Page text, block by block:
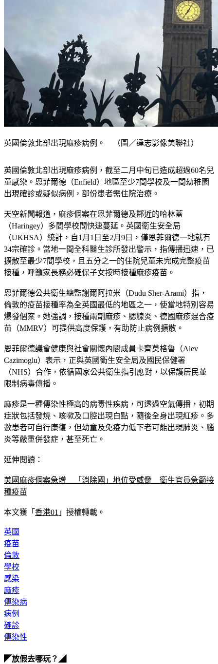
英國倫敦北部出現麻疹病例。 （圖／達志影像美聯社）
英國倫敦北部出現麻疹病例，截至二月中旬已造成超過60名兒
童感染。恩菲爾德（Enfield）地區至少7間學校及一間幼稚園
出現確診或疑似病例，部份患者需住院治療。
天空新聞報道，麻疹個案在恩菲爾德及鄰近的哈林蓋
（Haringey）多間學校間快速蔓延。英國衛生安全局
（UKHSA）統計，自1月1日至2月9日，僅恩菲爾德一地就有
34宗確診。當地一間全科醫生診所發出警示，指傳播迅速，已
擴散至最少7間學校，且五分之一的住院兒童未完成完整疫苗
接種，呼籲家長務必確保子女按時接種麻疹疫苗。
恩菲爾德公共衛生總監謝爾阿拉米（Dudu Sher-Arami）指，
倫敦的疫苗接種率為全英國最低的地區之一，使當地特別容易
爆發個案。她強調，接種兩劑麻疹、腮腺炎、德國麻疹混合疫
苗（MMRV）可提供高度保護，有助防止病例擴散。
恩菲爾德議會健康與社會關懷內閣成員卡齊莫格魯（Alev
Cazimoglu）表示，正與英國衛生安全局及國民保健署
（NHS）合作，依循國家公共衛生指引應對，以保護居民並
限制病毒傳播。
麻疹是一種傳染性極高的病毒性疾病，可透過空氣傳播，初期
症狀包括發燒、咳嗽及口腔出現白點，隨後全身出現紅疹。多
數患者可自行康復，但幼童及免疫力低下者可能出現肺炎、腦
炎等嚴重併發症，甚至死亡。
延伸閱讀：
美國麻疹個案急增　「消除國」地位受威脅　衛生官員急籲接
種疫苗
本文獲「 香港01 」授權轉載。
英國
疫苗
倫敦
學校
感染
麻疹
傳染病
病例
確診
傳染性
◤放假去哪玩？◢